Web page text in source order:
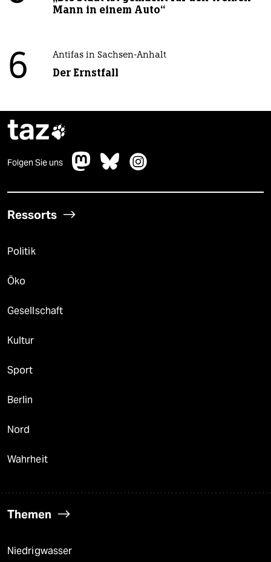
Mann in einem Auto“
6 Antifas in Sachsen-Anhalt
Der Ernstfall
taz
Folgen Sie uns
Ressorts
Politik
Öko
Gesellschaft
Kultur
Sport
Berlin
Nord
Wahrheit
Themen
Niedrigwasser